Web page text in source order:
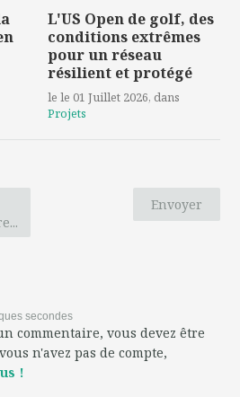
L'US Open de golf, des
conditions extrêmes
pour un réseau
résilient et protégé
le le 01 Juillet 2026, dans
Projets
Envoyer
secondes
commentaire, vous devez être
n'avez pas de compte,
!